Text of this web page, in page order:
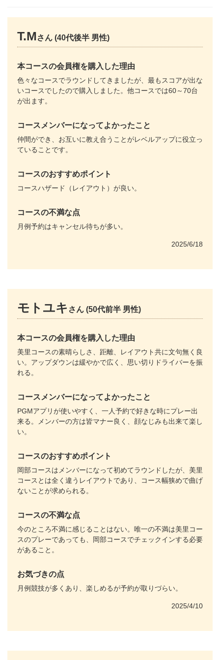
T.Mさん (40代後半 男性)
本コースの会員権を購入した理由
色々なコースでラウンドしてきましたが、最もスコアが出な
いコースでしたので購入しました。他コースでは60～70台
が出ます。
コースメンバーになってよかったこと
仲間ができ、お互いに教え合うことがレベルアップに役立っ
ていることです。
コースのおすすめポイント
コースハザード（レイアウト）が良い。
コースの不満な点
月例予約はキャンセル待ちが多い。
2025/6/18
モトユキ さん (50代前半 男性)
本コースの会員権を購入した理由
美里コースの素晴らしさ、距離、レイアウト共に文句無く良
い。アップダウンは緩やかで広く、思い切りドライバーを振
れる。
コースメンバーになってよかったこと
PGMアプリが使いやすく、一人予約で好きな時にプレー出
来る。メンバーの方は皆マナー良く、顔なじみも出来て楽し
い。
コースのおすすめポイント
岡部コースはメンバーになって初めてラウンドしたが、美里
コースとは全く違うレイアウトであり、コース幅狭めで曲げ
ないことが求められる。
コースの不満な点
今のところ不満に感じることはない。唯一の不満は美里コー
スのプレーであっても、岡部コースでチェックインする必要
があること。
お気づきの点
月例競技が多くあり、楽しめるが予約が取りづらい。
2025/4/10